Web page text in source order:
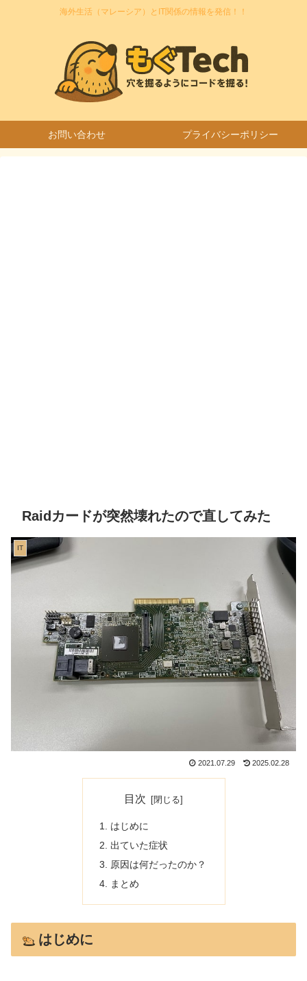
海外生活（マレーシア）とIT関係の情報を発信！！
お問い合わせ プライバシーポリシー
Raidカードが突然壊れたので直してみた
IT
2021.07.29 2025.02.28
目次
はじめに
出ていた症状
原因は何だったのか？
まとめ
はじめに